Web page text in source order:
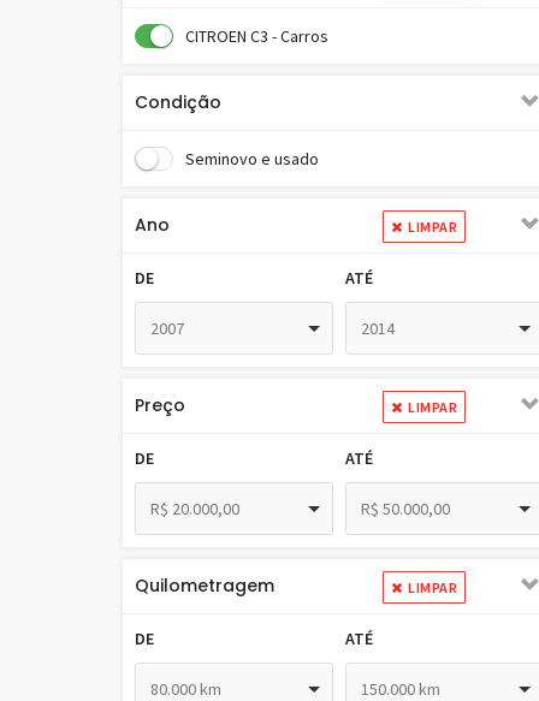
CITROEN C3 - Carros
Condição
Seminovo e usado
Ano LIMPAR
DE
2007
ATÉ
2014
Preço LIMPAR
DE
R$ 20.000,00
ATÉ
R$ 50.000,00
Quilometragem LIMPAR
DE
80.000 km
ATÉ
150.000 km